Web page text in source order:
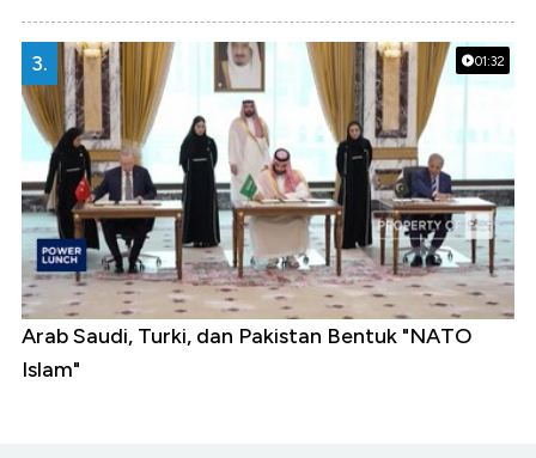
01:32
3.
Arab Saudi, Turki, dan Pakistan Bentuk "NATO
Islam"